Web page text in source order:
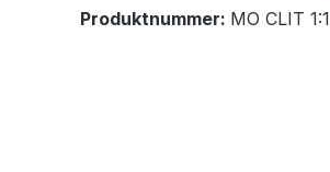
Produktnummer: MO CLIT 1:1